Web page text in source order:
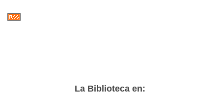
La Biblioteca en: